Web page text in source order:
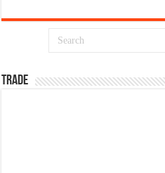
TRADE